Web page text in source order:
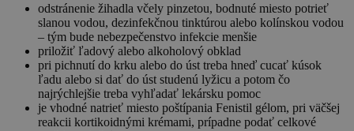
odstránenie žihadla včely pinzetou, bodnuté miesto potrieť
slanou vodou, dezinfekčnou tinktúrou alebo kolínskou vodou
– tým bude nebezpečenstvo infekcie menšie
priložiť ľadový alebo alkoholový obklad
pri pichnutí do krku alebo do úst treba hneď cucať kúsok
ľadu alebo si dať do úst studenú lyžicu a potom čo
najrýchlejšie treba vyhľadať lekársku pomoc
je vhodné natrieť miesto poštípania Fenistil gélom, pri väčšej
reakcii kortikoidnými krémami, prípadne podať celkové